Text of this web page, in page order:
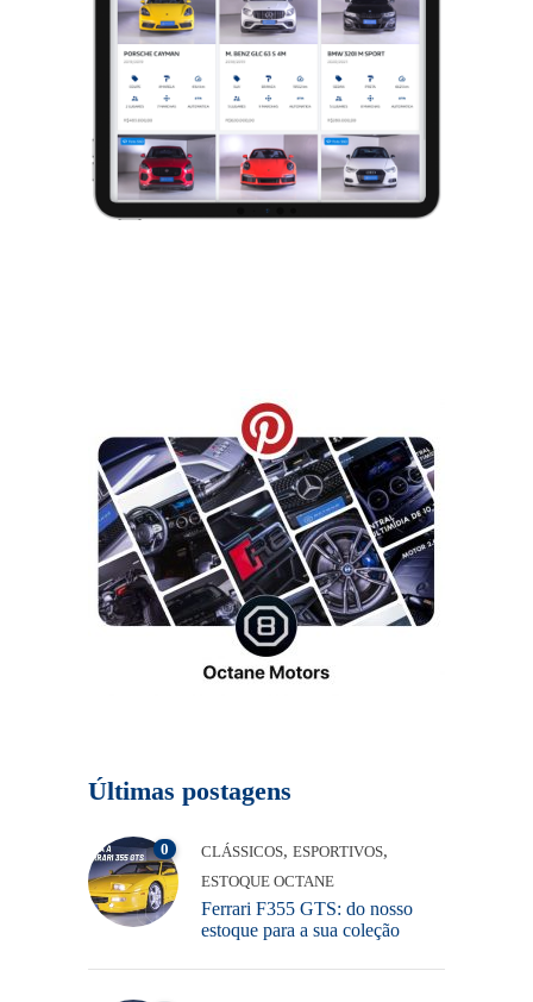
Últimas postagens
0 CLÁSSICOS, ESPORTIVOS,
ESTOQUE OCTANE
Ferrari F355 GTS: do nosso
estoque para a sua coleção